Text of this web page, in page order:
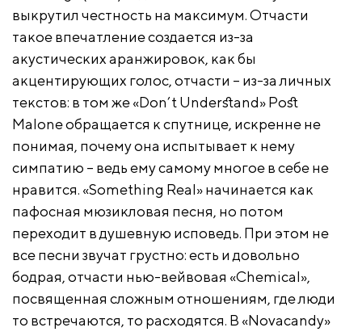
выкрутил честность на максимум. Отчасти
такое впечатление создается из-за
акустических аранжировок, как бы
акцентирующих голос, отчасти – из-за личных
текстов: в том же «Don’t Understand» Post
Malone обращается к спутнице, искренне не
понимая, почему она испытывает к нему
симпатию – ведь ему самому многое в себе не
нравится. «Something Real» начинается как
пафосная мюзикловая песня, но потом
переходит в душевную исповедь. При этом не
все песни звучат грустно: есть и довольно
бодрая, отчасти нью-вейвовая «Chemical»,
посвященная сложным отношениям, где люди
то встречаются, то расходятся. В «Novacandy»